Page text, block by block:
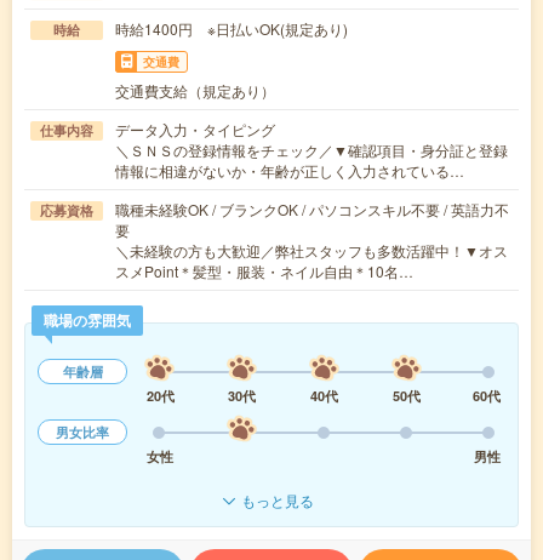
時給 時給1400円 ※日払いOK(規定あり)
交通費
交通費支給（規定あり）
仕事内容
データ入力・タイピング
＼ＳＮＳの登録情報をチェック／▼確認項目・身分証と登録
情報に相違がないか・年齢が正しく入力されている…
応募資格
職種未経験OK / ブランクOK / パソコンスキル不要 / 英語力不
要
＼未経験の方も大歓迎／弊社スタッフも多数活躍中！▼オス
スメPoint＊髪型・服装・ネイル自由＊10名…
職場の雰囲気
年齢層
20代
30代 40代 50代
60代
男女比率
女性
男性
もっと見る